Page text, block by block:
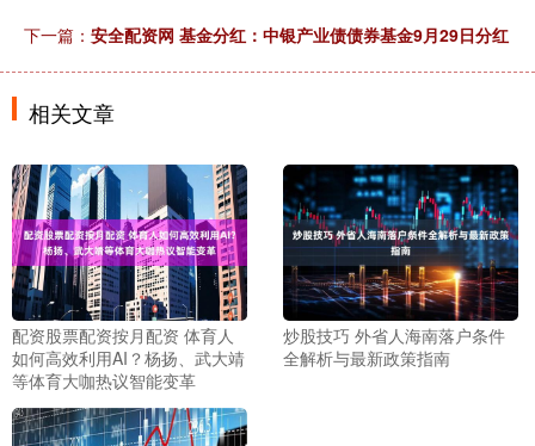
下一篇： 安全配资网 基金分红：中银产业债债券基金9月29日分红
相关文章
配资股票配资按月配资 体育人
如何高效利用AI？杨扬、武大靖
等体育大咖热议智能变革
炒股技巧 外省人海南落户条件
全解析与最新政策指南